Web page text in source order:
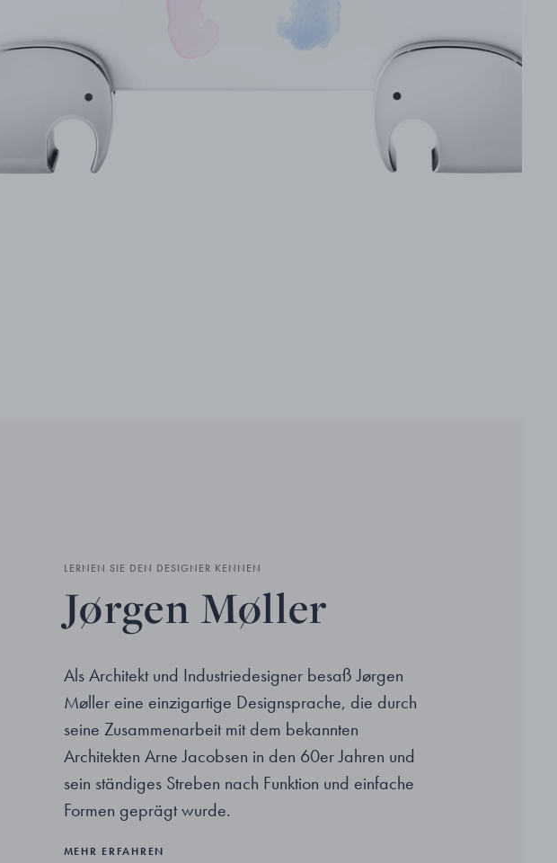
LERNEN SIE DEN DESIGNER KENNEN
Jørgen Møller
Als Architekt und Industriedesigner besaß Jørgen
Møller eine einzigartige Designsprache, die durch
seine Zusammenarbeit mit dem bekannten
Architekten Arne Jacobsen in den 60er Jahren und
sein ständiges Streben nach Funktion und einfache
Formen geprägt wurde.
MEHR ERFAHREN